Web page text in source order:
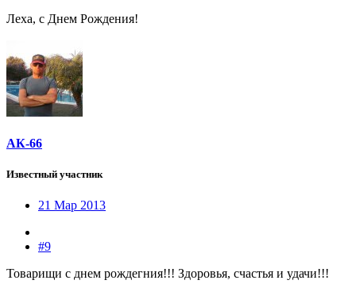
Леха, с Днем Рождения!
АК-66
Известный участник
21 Мар 2013
#9
Товарищи с днем рождегния!!! Здоровья, счастья и удачи!!!